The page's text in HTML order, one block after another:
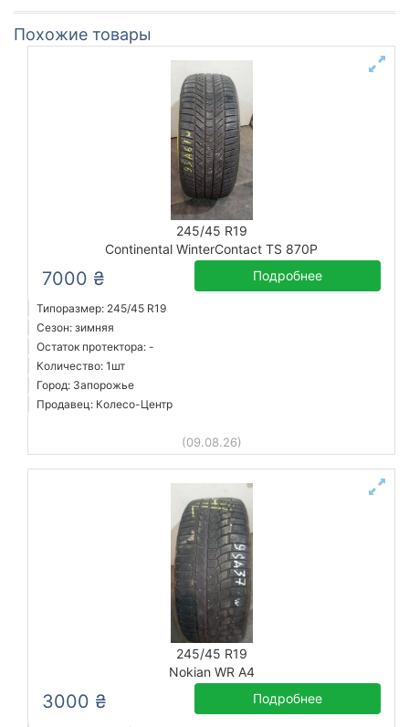
Похожие товары
245/45 R19
Continental WinterContact TS 870P
7000 ₴ Подробнее
Типоразмер: 245/45 R19
Сезон: зимняя
Остаток протектора: -
Количество: 1шт
Город: Запорожье
Продавец: Колесо-Центр
(09.08.26)
245/45 R19
Nokian WR A4
3000 ₴ Подробнее